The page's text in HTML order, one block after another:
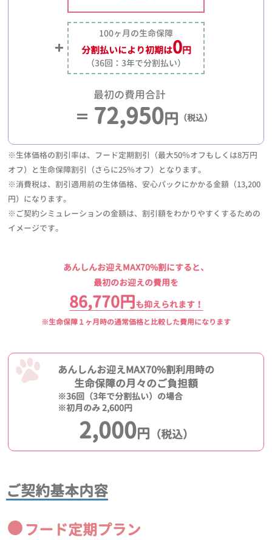
100ヶ月の生命保障
分割払いにより初期は0円
（36回：3年で分割払い）
最初の費用合計
72,950円 （税込）
※生体価格の割引率は、フード定期割引（最大50％オフもしくは8万円
オフ）と生命保障割引（さらに25％オフ）となります。
※消費税は、割引適用前の生体価格、安心パックにかかる金額（13,200
円）になります。
※ご契約シミュレーションの金額は、割引額をわかりやすくするための
イメージです。
あんしんお迎えMAX70%割にすると、
最初のお迎えの費用を
86,770円も抑えられます！
※生命保障１ヶ月時の通常価格と比較した費用になります
あんしんお迎えMAX70%割利用時の
生命保障の月々のご負担額
※36回（3年で分割払い）の場合
※初月のみ 2,600円
2,000円 （税込）
ご契約基本内容
フード定期プラン